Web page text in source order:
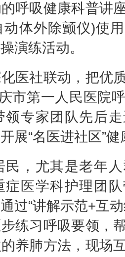
呼吸健康科普讲
动体外除颤仪)使
演练活动。
社联动，把优
市第一人民医院
领专家团队先后
展“名医进社区”
，尤其是老年人
症医学科护理团
过“讲解示范+互
练习呼吸要领，
养肺方法，现场